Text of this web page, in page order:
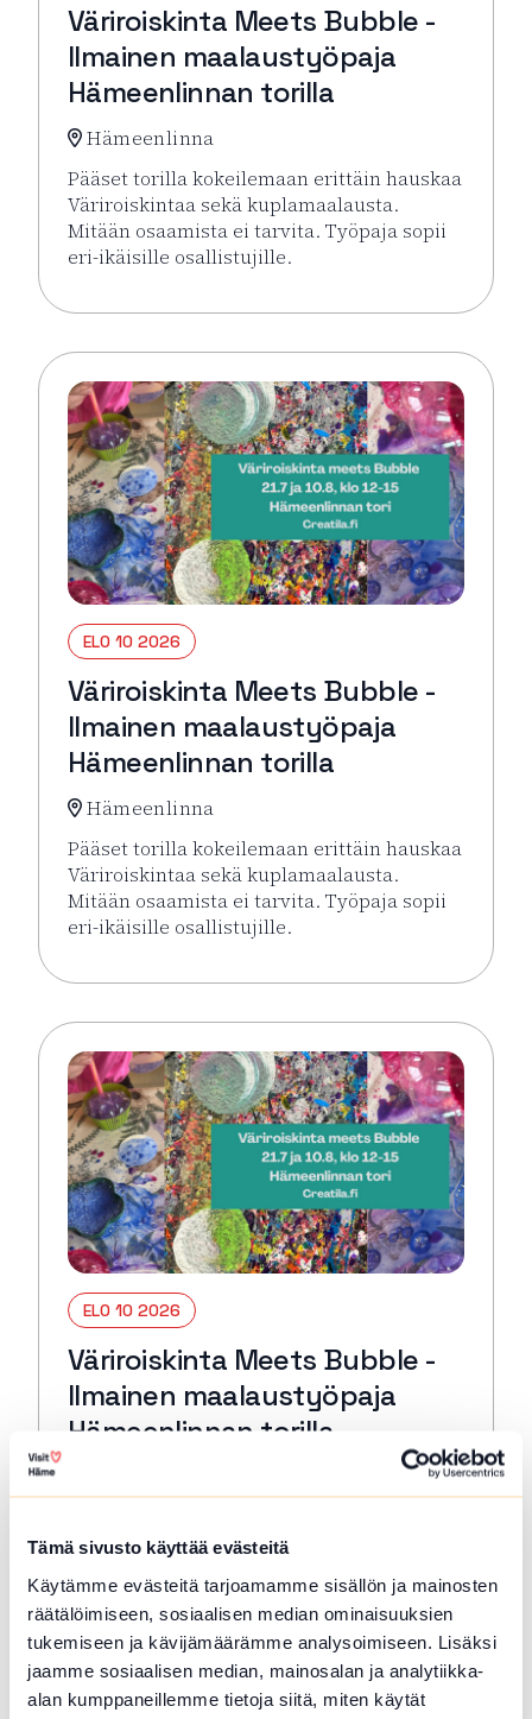
Tämä sivusto käyttää evästeitä
Käytämme evästeitä tarjoamamme sisällön ja mainosten
räätälöimiseen, sosiaalisen median ominaisuuksien
tukemiseen ja kävijämäärämme analysoimiseen. Lisäksi
jaamme sosiaalisen median, mainosalan ja analytiikka-
alan kumppaneillemme tietoja siitä, miten käytät
Väriroiskinta Meets Bubble -
Ilmainen maalaustyöpaja
Hämeenlinnan torilla
Hämeenlinna
Pääset torilla kokeilemaan erittäin hauskaa
Väriroiskintaa sekä kuplamaalausta.
Mitään osaamista ei tarvita. Työpaja sopii
eri-ikäisille osallistujille.
Lue lisää tapahtumasta Väriroiskinta Meets
ELO 10 2026
Väriroiskinta Meets Bubble -
Ilmainen maalaustyöpaja
Hämeenlinnan torilla
Hämeenlinna
Pääset torilla kokeilemaan erittäin hauskaa
Väriroiskintaa sekä kuplamaalausta.
Mitään osaamista ei tarvita. Työpaja sopii
eri-ikäisille osallistujille.
Lue lisää tapahtumasta Väriroiskinta Meets
ELO 10 2026
Väriroiskinta Meets Bubble -
Ilmainen maalaustyöpaja
Hämeenlinnan torilla
Väriroiskintaa sekä kuplamaalausta.
eri-ikäisille osallistujille.
Lue lisää tapahtumasta Väriroiskinta Meets